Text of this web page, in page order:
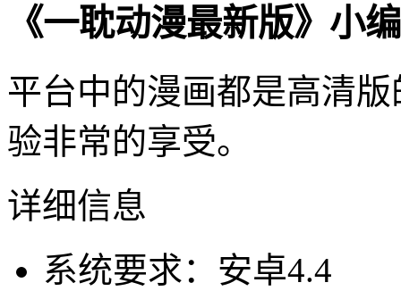
《一耽动漫最新版》小
平台中的漫画都是高清
验非常的享受。
详细信息
系统要求：安卓4.4